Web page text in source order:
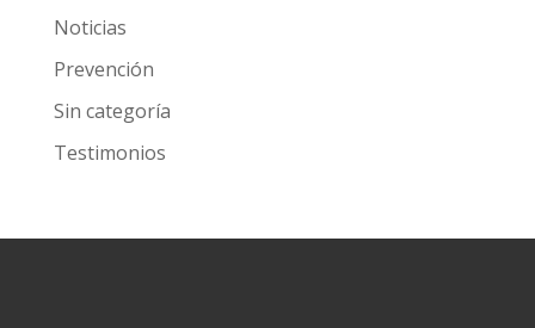
Noticias
Prevención
Sin categoría
Testimonios